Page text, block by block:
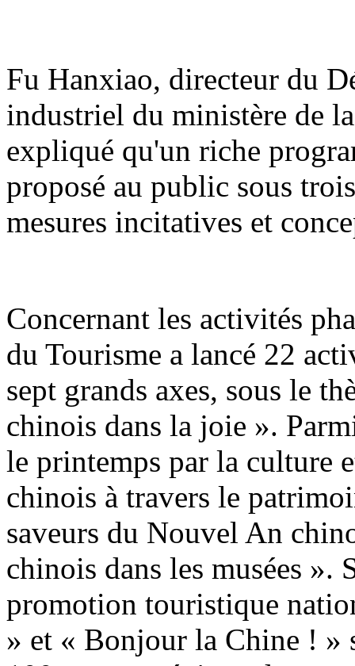
Fu Hanxiao, directeur du
industriel du ministère de
expliqué qu'un riche
proposé au public sous
mesures incitatives et
Concernant les activités
du Tourisme a lancé 22
sept grands axes, sous le
chinois dans la joie ».
le printemps par la culture
chinois à travers le
saveurs du Nouvel An
chinois dans les musées ».
promotion touristique
» et « Bonjour la Chine ! »